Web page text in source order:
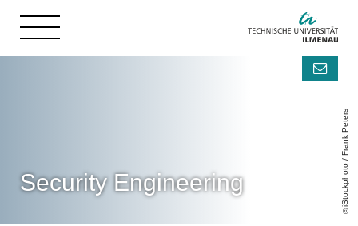
iStockphoto / Frank Peters
Security Engineering